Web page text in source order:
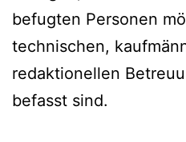
befugten Personen
technischen,
redaktionellen
befasst sind.